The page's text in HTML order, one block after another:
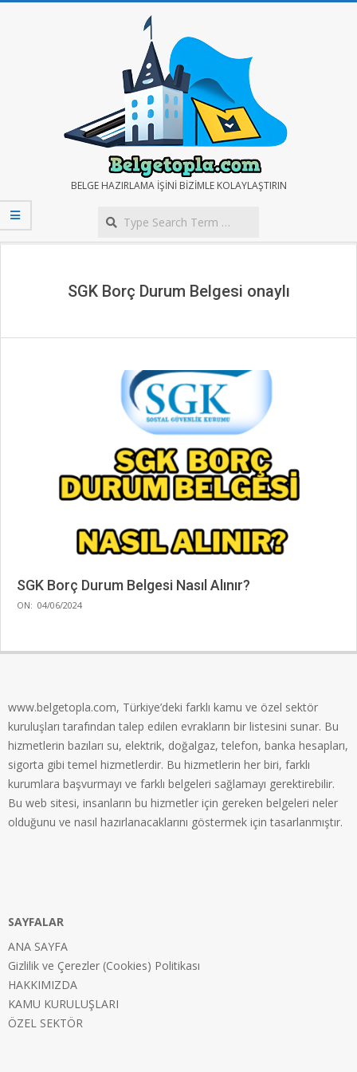
BELGE
TOPLA
BELGE HAZIRLAMA IŞINI BIZIMLE KOLAYLAŞTIRIN
SGK Borç Durum Belgesi onaylı
SGK Borç Durum Belgesi Nasıl Alınır?
2024-
ON: 04/06/2024
www.belgetopla.com, Türkiye’deki farklı kamu ve özel sektör
kuruluşları tarafından talep edilen evrakların bir listesini sunar. Bu
hizmetlerin bazıları su, elektrik, doğalgaz, telefon, banka hesapları,
sigorta gibi temel hizmetlerdir. Bu hizmetlerin her biri, farklı
kurumlara başvurmayı ve farklı belgeleri sağlamayı gerektirebilir.
Bu web sitesi, insanların bu hizmetler için gereken belgeleri neler
olduğunu ve nasıl hazırlanacaklarını göstermek için tasarlanmıştır.
SAYFALAR
ANA SAYFA
Gizlilik ve Çerezler (Cookies) Politikası
HAKKIMIZDA
KAMU KURULUŞLARI
ÖZEL SEKTÖR